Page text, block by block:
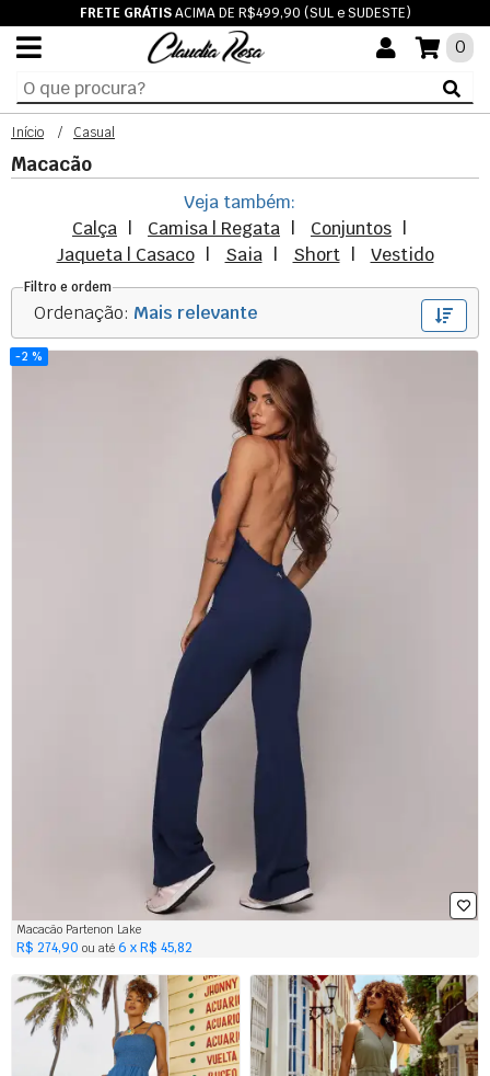
FRETE GRÁTISACIMA DE R$499,90 (SUL e SUDESTE)
0
Início Casual
Macacão
Veja também:
Calça
Camisa | Regata
Conjuntos
Jaqueta | Casaco
Saia Short Vestido
Filtro e ordem
Ordenação: Mais relevante
2 %
Macacão Partenon Lake
R$ 274,90 ou até 6 x R$ 45,82